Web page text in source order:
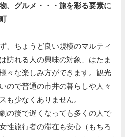
、グルメ・・・旅を彩る要素に
、ちょうど良い規模のマルティ
訪れる人の興味の対象、はたま
々な楽しみ方ができます。観光
ので普通の市井の暮らしや人々
も少なくありません。
の後で遅くなっても多くの人で
性旅行者の滞在も安心（もちろ